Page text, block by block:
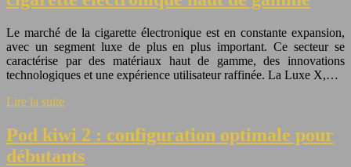
Le marché de la cigarette électronique est en constante expansion,
avec un segment luxe de plus en plus important. Ce secteur se
caractérise par des matériaux haut de gamme, des innovations
technologiques et une expérience utilisateur raffinée. La Luxe X,…
Lire la suite
Pod kiwi 2 : configuration optimale pour
débutants